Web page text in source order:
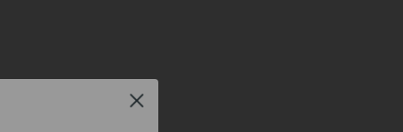
Close